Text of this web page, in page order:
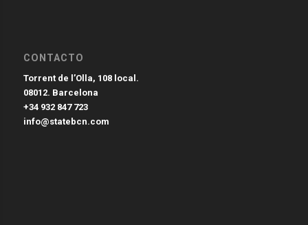
CONTACTO
Torrent de l’Olla, 108 local.
08012. Barcelona
+34 932 847 723
info@statebcn.com